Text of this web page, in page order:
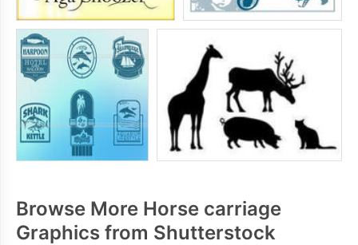
Browse More Horse carriage
Graphics from Shutterstock